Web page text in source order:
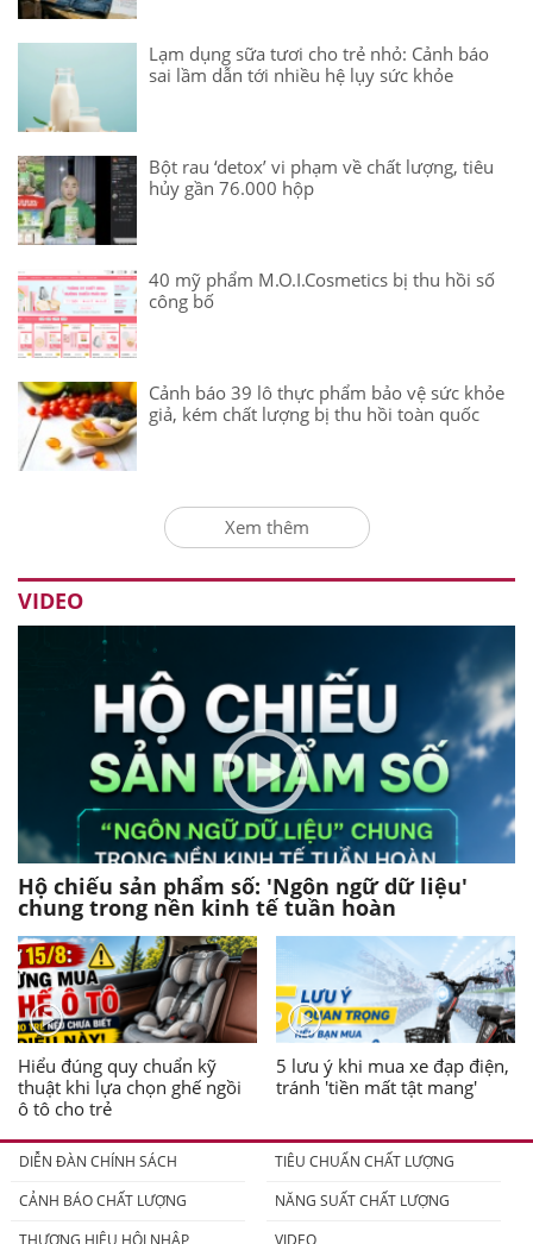
Lạm dụng sữa tươi cho trẻ nhỏ: Cảnh báo
sai lầm dẫn tới nhiều hệ lụy sức khỏe
Bột rau ‘detox’ vi phạm về chất lượng, tiêu
hủy gần 76.000 hộp
40 mỹ phẩm M.O.I.Cosmetics bị thu hồi số
công bố
Cảnh báo 39 lô thực phẩm bảo vệ sức khỏe
giả, kém chất lượng bị thu hồi toàn quốc
Xem thêm
VIDEO
Hộ chiếu sản phẩm số: 'Ngôn ngữ dữ liệu'
chung trong nền kinh tế tuần hoàn
Hiểu đúng quy chuẩn kỹ
thuật khi lựa chọn ghế ngồi
ô tô cho trẻ
5 lưu ý khi mua xe đạp điện,
tránh 'tiền mất tật mang'
DIỄN ĐÀN CHÍNH SÁCH
TIÊU CHUẨN CHẤT LƯỢNG
CẢNH BÁO CHẤT LƯỢNG
NĂNG SUẤT CHẤT LƯỢNG